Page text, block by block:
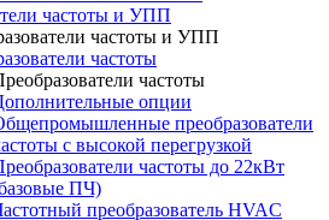
частоты и УПП
частоты и УПП
частоты
частоты
опции
преобразователи
с высокой перегрузкой
частоты до 22кВт
ПЧ)
преобразователь HVAC